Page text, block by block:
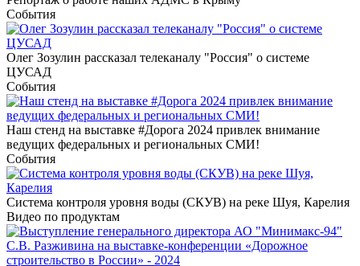
События
Олег Зозулин рассказал телеканалу "Россия" о системе
ЦУСАД
События
Наш стенд на выставке #Дорога 2024 привлек внимание
ведущих федеральных и региональных СМИ!
События
Система контроля уровня воды (СКУВ) на реке Шуя, Карелия
Видео по продуктам